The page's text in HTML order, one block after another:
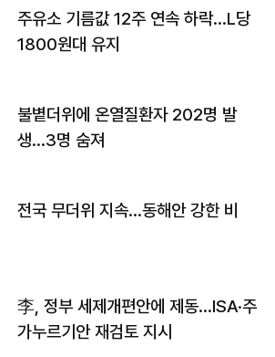
주유소 기름값 12주 연속 하락…L당
1800원대 유지
불볕더위에 온열질환자 202명 발
생…3명 숨져
전국 무더위 지속…동해안 강한 비
李, 정부 세제개편안에 제동…ISA·주
가누르기안 재검토 지시